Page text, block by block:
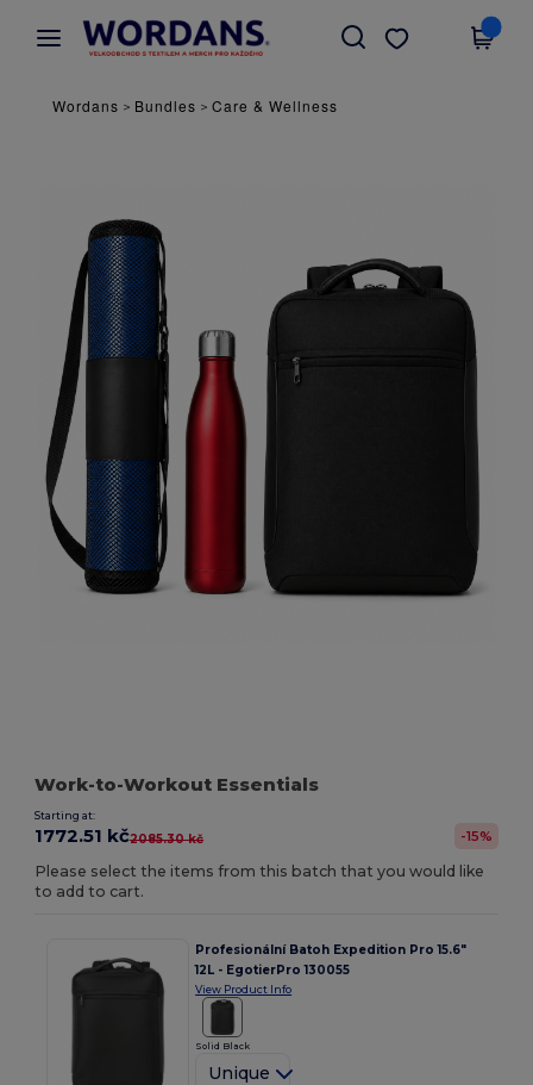
× Aplikace Wordans
Lepší ceny v aplikaci!
Stáhnout app
Wordans > Bundles >Care & Wellness
Work-to-Workout Essentials
Starting at:
1772.51 kč2085.30 kč -15%
Please select the items from this batch that you would like
to add to cart.
Profesionální Batoh Expedition Pro 15.6"
12L - EgotierPro 130055
View Product Info
Solid Black
Unique